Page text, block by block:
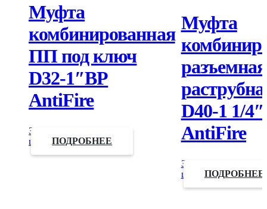
Муфта
комбинированная
ПП под ключ
D32-1″ВР
AntiFire
Запросить
цену
ПОДРОБНЕЕ
Муфта
разъемная
D40-1 1/
AntiFire
Запросить
цену
ПОДРОБНЕЕ